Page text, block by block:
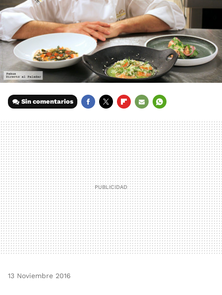
Sin comentarios
MAIL
13 Noviembre 2016